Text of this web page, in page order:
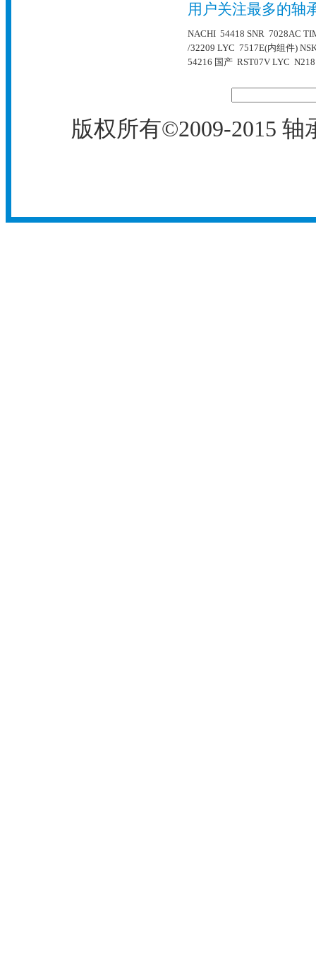
用户关注最多的轴
NACHI 54418 SNR 7028AC
/32209 LYC 7517E(内组件)
54216 国产 RST07V LYC
版权所有©2009-2015 轴